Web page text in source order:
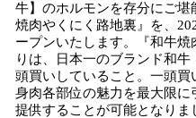
牛】のホルモンを存分にご
焼肉やくにく路地裏』を、
ープンいたします。『和牛
りは、日本一のブランド和
頭買いしていること。一頭
身肉各部位の魅力を最大限
提供することが可能となりま